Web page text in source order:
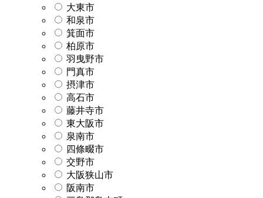
大東市
和泉市
箕面市
柏原市
羽曳野市
門真市
摂津市
高石市
藤井寺市
東大阪市
泉南市
四條畷市
交野市
大阪狭山市
阪南市